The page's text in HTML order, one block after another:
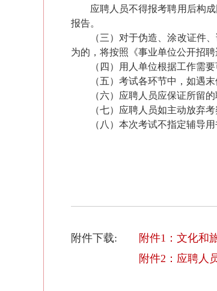
应聘人员不得报考聘用后构
报告。
（三）对于伪造、涂改证件
为的，将按照《事业单位公开招
（四）用人单位根据工作需
（五）考试各环节中，如遇
（六）应聘人员应保证所留
（七）应聘人员如主动放弃
（八）本次考试不指定辅导
附件下载:
附件1：文化和
附件2：应聘人